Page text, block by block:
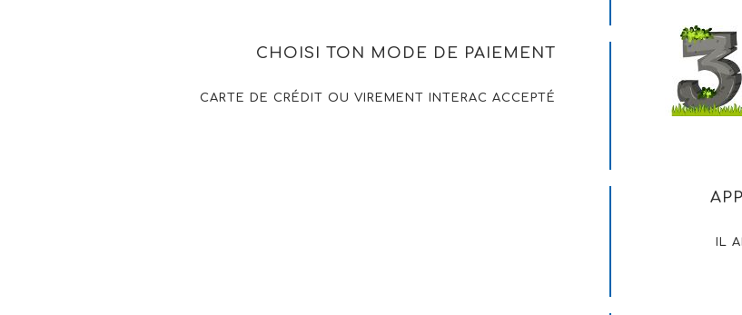
CHOISI TON MODE DE PAIEMENT
CARTE DE CRÉDIT OU VIREMENT INTERAC ACCEPTÉ
IL